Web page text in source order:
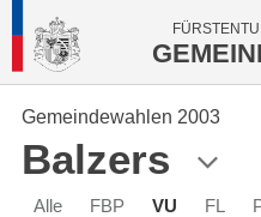
Gemeindewahlen 2003
Balzers
Alle FBP VU FL